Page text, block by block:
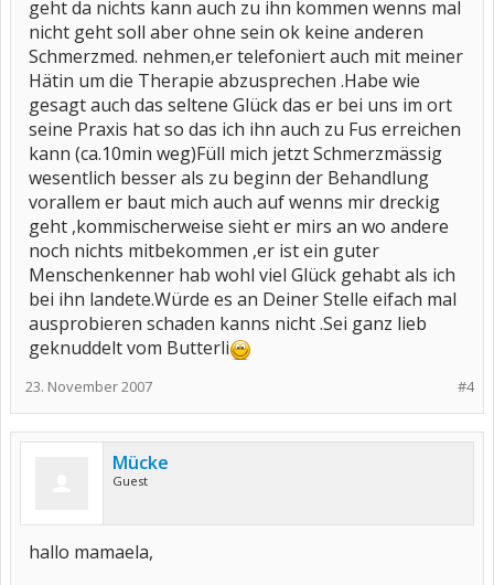
geht da nichts kann auch zu ihn kommen wenns mal
nicht geht soll aber ohne sein ok keine anderen
Schmerzmed. nehmen,er telefoniert auch mit meiner
Hätin um die Therapie abzusprechen .Habe wie
gesagt auch das seltene Glück das er bei uns im ort
seine Praxis hat so das ich ihn auch zu Fus erreichen
kann (ca.10min weg)Füll mich jetzt Schmerzmässig
wesentlich besser als zu beginn der Behandlung
vorallem er baut mich auch auf wenns mir dreckig
geht ,kommischerweise sieht er mirs an wo andere
noch nichts mitbekommen ,er ist ein guter
Menschenkenner hab wohl viel Glück gehabt als ich
bei ihn landete.Würde es an Deiner Stelle eifach mal
ausprobieren schaden kanns nicht .Sei ganz lieb
geknuddelt vom Butterli
#4
23. November 2007
Mücke
Guest
hallo mamaela,